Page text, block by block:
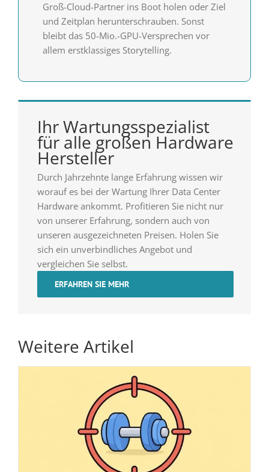
Groß-Cloud-Partner ins Boot holen oder Ziel
und Zeitplan herunter­schrauben. Sonst
bleibt das 50-Mio.-GPU-Versprechen vor
allem erstklassiges Storytelling.
Ihr Wartungsspezialist
für alle großen Hardware
Hersteller
Durch Jahrzehnte lange Erfahrung wissen wir
worauf es bei der Wartung Ihrer Data Center
Hardware ankommt. Profitieren Sie nicht nur
von unserer Erfahrung, sondern auch von
unseren ausgezeichneten Preisen. Holen Sie
sich ein unverbindliches Angebot und
vergleichen Sie selbst.
ERFAHREN SIE MEHR
Weitere Artikel